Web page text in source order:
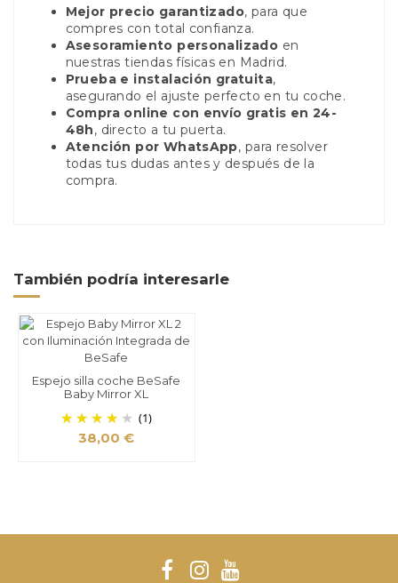
Mejor precio garantizado, para que
compres con total confianza.
Asesoramiento personalizado en
nuestras tiendas físicas en Madrid.
Prueba e instalación gratuita,
asegurando el ajuste perfecto en tu coche.
Compra online con envío gratis en 24-
48h, directo a tu puerta.
Atención por WhatsApp, para resolver
todas tus dudas antes y después de la
compra.
También podría interesarle
Espejo silla coche BeSafe
Baby Mirror XL
(1)
38,00 €